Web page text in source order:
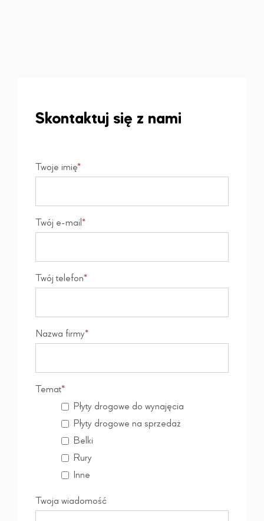
Skontaktuj się z nami
Twoje imię*
Twój e-mail *
Twój telefon*
Nazwa firmy*
Temat*
Płyty drogowe do wynajęcia
Płyty drogowe na sprzedaż
Belki
Rury
Inne
Twoja wiadomość